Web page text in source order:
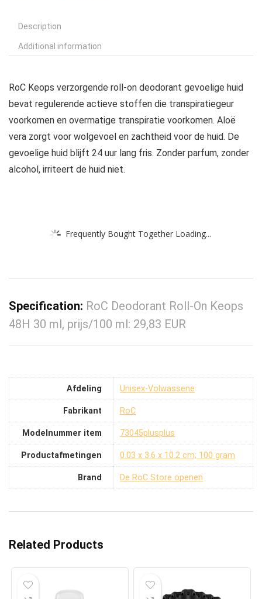
Description
Additional information
RoC Keops verzorgende roll-on deodorant gevoelige huid
bevat regulerende actieve stoffen die transpiratiegeur
voorkomen en overmatige transpiratie voorkomen. Aloë
vera zorgt voor wolgevoel en zachtheid voor de huid. De
gevoelige huid blijft 24 uur lang fris. Zonder parfum, zonder
alcohol, irriteert de huid niet.
Frequently Bought Together Loading...
Specification: RoC Deodorant Roll-On Keops
48H 30 ml, prijs/100 ml: 29,83 EUR
Afdeling ‎Unisex-Volwassene
Fabrikant ‎RoC
Modelnummer item ‎73045plusplus
Productafmetingen ‎0.03 x 3.6 x 10.2 cm; 100 gram
Brand De RoC Store openen
Related Products